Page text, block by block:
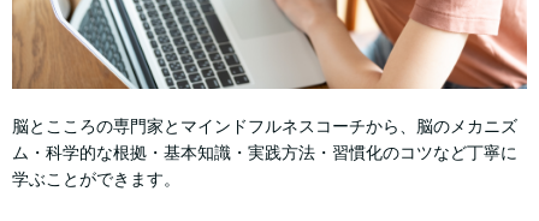
脳とこころの専門家とマインドフルネスコーチから、脳のメカニズ
ム・科学的な根拠・基本知識・実践方法・習慣化のコツなど丁寧に
学ぶことができます。